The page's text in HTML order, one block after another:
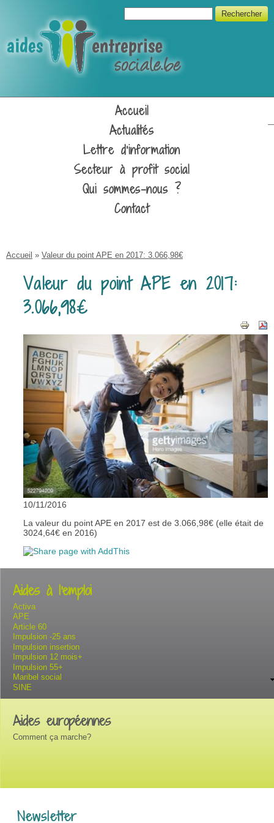
Unipso
Formulaire de recherche
Rechercher
Accueil
Actualités
Lettre d'information
Secteur à profit social
Qui sommes-nous ?
Contact
Vous êtes ici
Accueil » Valeur du point APE en 2017: 3.066,98€
Valeur du point APE en 2017:
3.066,98€
10/11/2016
La valeur du point APE en 2017 est de 3.066,98€ (elle était de
3024,64€ en 2016)
Aides à l'emploi
Activa
APE
Article 60
Impulsion -25 ans
Impulsion insertion
Impulsion 12 mois+
Impulsion 55+
Maribel social
SINE
Aides européennes
Comment ça marche?
Newsletter